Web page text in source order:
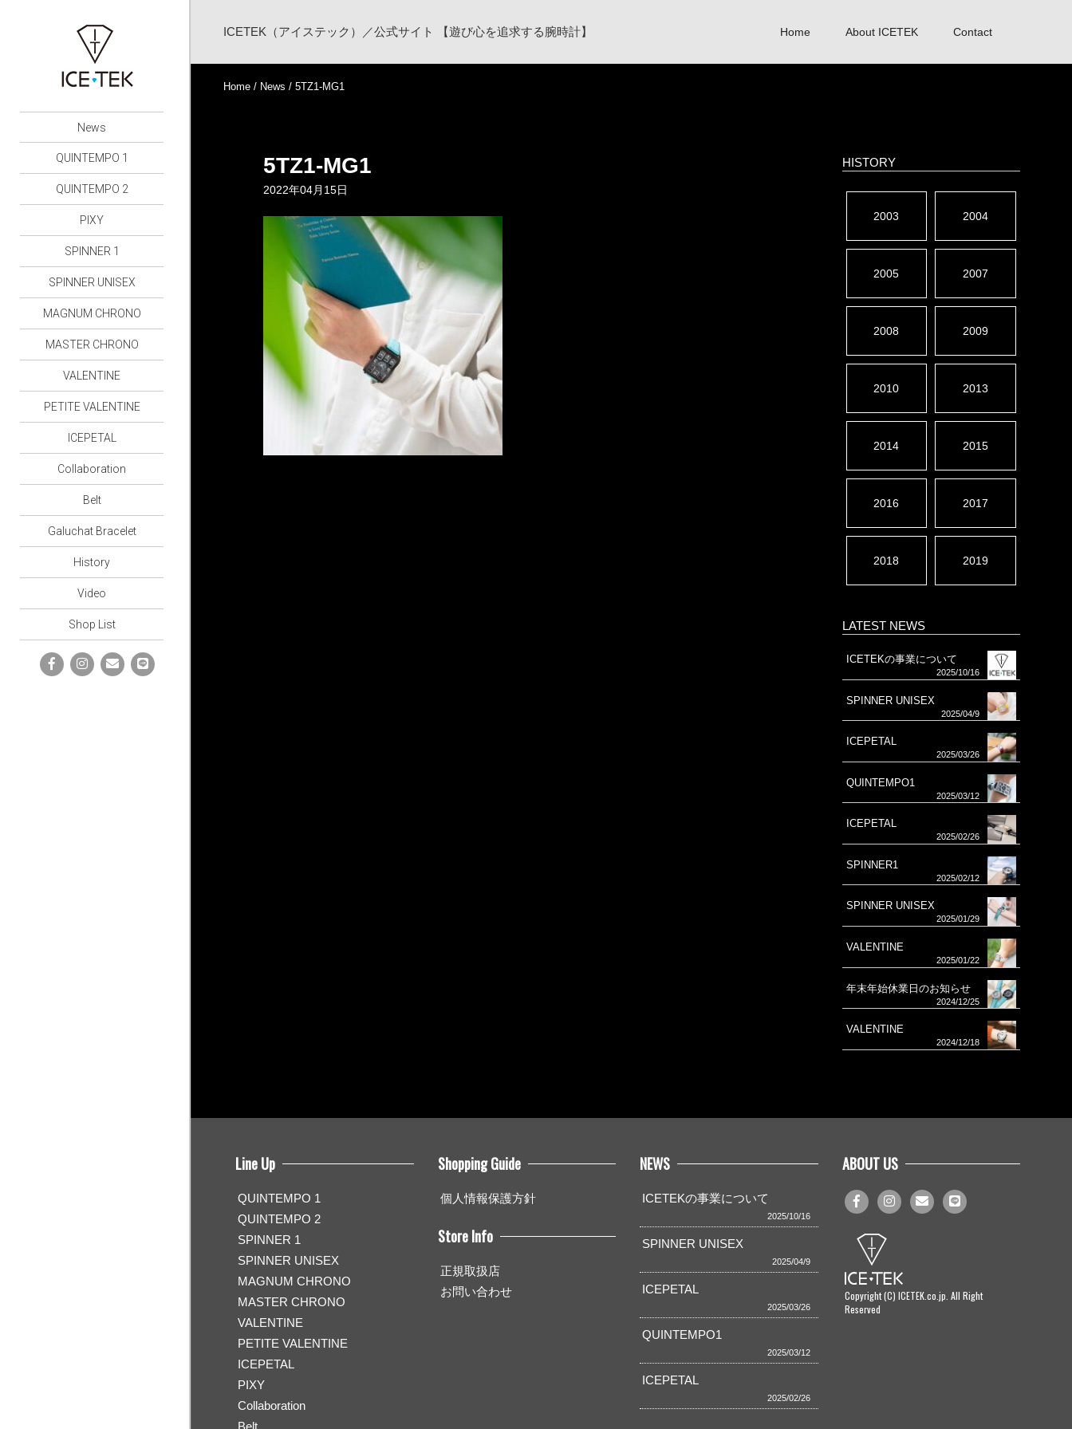
ICETEK（アイステック）／公式サイト 【遊び心を追求する腕時計】 Home About ICETEK Contact
News
QUINTEMPO 1
QUINTEMPO 2
PIXY
SPINNER 1
SPINNER UNISEX
MAGNUM CHRONO
MASTER CHRONO
VALENTINE
PETITE VALENTINE
ICEPETAL
Collaboration
Belt
Galuchat Bracelet
History
Video
Shop List
Home / News / 5TZ1-MG1
5TZ1-MG1
2022年04月15日
HISTORY
2003 2004
2005 2007
2008 2009
2010 2013
2014 2015
2016 2017
2018 2019
LATEST NEWS
ICETEKの事業について
2025/10/16
SPINNER UNISEX
2025/04/9
ICEPETAL
2025/03/26
QUINTEMPO1
2025/03/12
ICEPETAL
2025/02/26
SPINNER1
2025/02/12
SPINNER UNISEX
2025/01/29
VALENTINE
2025/01/22
年末年始休業日のお知らせ
2024/12/25
VALENTINE
2024/12/18
Line Up
QUINTEMPO 1
QUINTEMPO 2
SPINNER 1
SPINNER UNISEX
MAGNUM CHRONO
MASTER CHRONO
VALENTINE
PETITE VALENTINE
ICEPETAL
PIXY
Collaboration
Belt
Shopping Guide
個人情報保護方針
Store Info
正規取扱店
お問い合わせ
NEWS
ICETEKの事業について
2025/10/16
SPINNER UNISEX
2025/04/9
ICEPETAL
2025/03/26
QUINTEMPO1
2025/03/12
ICEPETAL
2025/02/26
ABOUT US
Copyright (C) ICETEK.co.jp. All Right
Reserved